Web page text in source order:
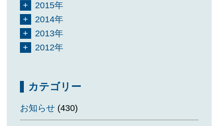
2015年
2014年
2013年
2012年
カテゴリー
お知らせ(430)